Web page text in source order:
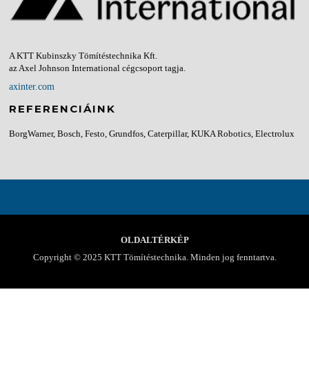
A KTT Kubinszky Tömítéstechnika Kft.
az Axel Johnson International cégcsoport tagja.
axinter.com
REFERENCIÁINK
BorgWarner, Bosch, Festo, Grundfos, Caterpillar, KUKA Robotics, Electrolux
OLDALTÉRKÉP
Copyright © 2025 KTT Tömítéstechnika. Minden jog fenntartva.